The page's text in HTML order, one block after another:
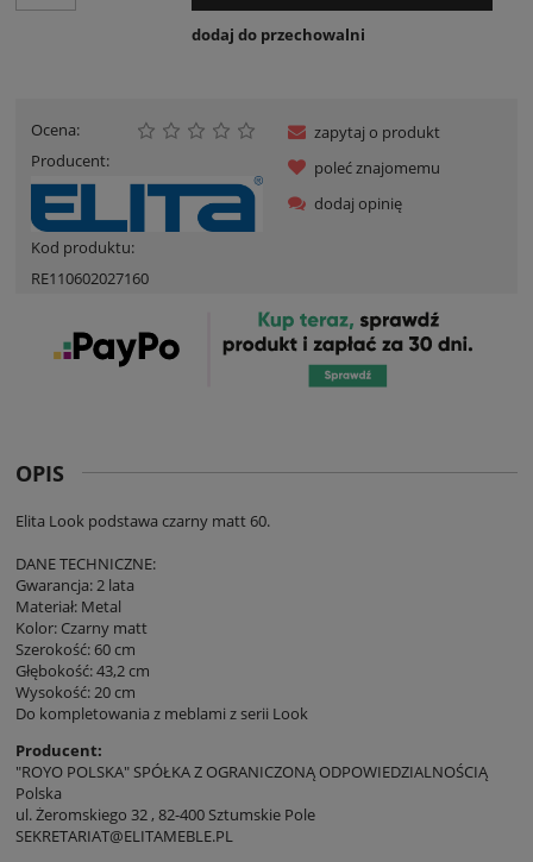
dodaj do przechowalni
Ocena:
Producent:
Kod produktu:
RE110602027160
zapytaj o produkt
poleć znajomemu
dodaj opinię
OPIS
Elita Look podstawa czarny matt 60.
DANE TECHNICZNE:
Gwarancja: 2 lata
Materiał: Metal
Kolor: Czarny matt
Szerokość: 60 cm
Głębokość: 43,2 cm
Wysokość: 20 cm
Do kompletowania z meblami z serii Look
Producent:
"ROYO POLSKA" SPÓŁKA Z OGRANICZONĄ ODPOWIEDZIALNOŚCIĄ
Polska
ul. Żeromskiego 32 , 82-400 Sztumskie Pole
SEKRETARIAT@ELITAMEBLE.PL